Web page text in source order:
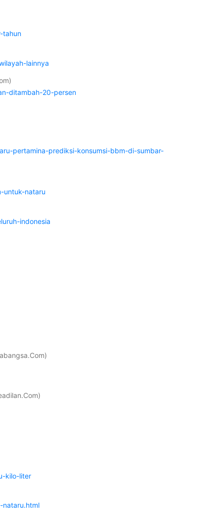
tahun
lainnya
ditambah-20-persen
pertamina-prediksi-konsumsi-bbm-di-sumbar-
untuk-nataru
indonesia
kilo-liter